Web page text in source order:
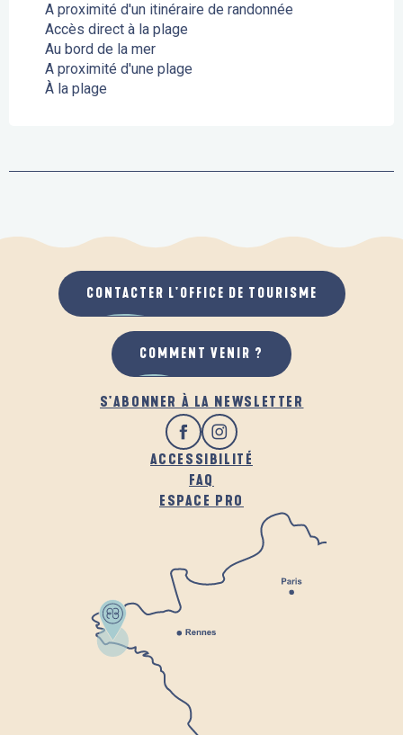
A proximité d'un itinéraire de randonnée
Accès direct à la plage
Au bord de la mer
A proximité d'une plage
À la plage
S'ABONNER À LA NEWSLETTER
ACCESSIBILITÉ
FAQ
ESPACE PRO
CONTACTER L'OFFICE DE TOURISME
COMMENT VENIR ?